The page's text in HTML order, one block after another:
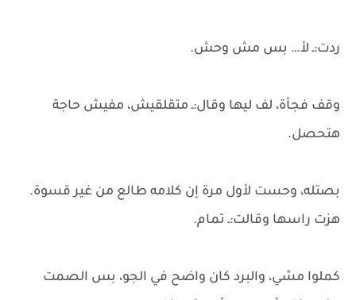
ردت:ـ لأ… بس مش وحش.
وقف فجأة، لف ليها وقال:ـ متقلقيش، مفيش حاجة
هتحصل.
بصتله، وحست لأول مرة إن كلامه طالع من غير قسوة.
هزت راسها وقالت:ـ تمام.
كملوا مشي، والبرد كان واضح في الجو، بس الصمت